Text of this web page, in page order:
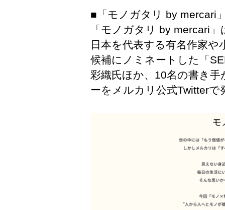
■「モノガタリ by mercari
「モノガタリ by mercari
日本を代表する有名作家
候補にノミネートした「
彩織氏ほか、10名の書き
ーをメルカリ公式Twitter